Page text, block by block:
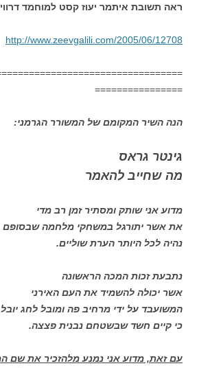
ראה תשובת איתמר יעוז קסט למוחמד
http://www.zeevgalili.com/2005/06/12708
================
הנה השיר המקומם של המשורר הגרמני:
גינטר גראס
מה שחייב להאמר
מדוע אני שותק ומסתיר זמן רב מדי
את אשר יתורגל במשחקי מלחמה שבסופם
נהיה לכל היותר הערת שוליים.
נתבעת זכות המכה הראשונה
אשר יכולה להשמיד את העם האירני
המשועבד על ידי מרחיב פה ומובל לחג יובל
כי קיים חשד שבשטחם נבנית פצצה.
עם זאת, מדוע אני נמנע מלהזכיר את שם